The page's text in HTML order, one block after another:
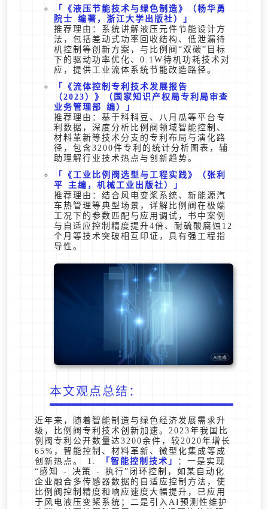
《液压节能技术与绿色制造》（杨华勇
院士 编著，浙江大学出版社）
推荐理由：系统讲解液压元件节能设计方
法，包括差动式功率回收结构、低泄漏待
机控制等创新方案，与比例阀“双碳”目标
下的驱动功率优化、0.1W待机功耗技术对
应，提供工业流体系统节能改造路径。
《流体控制专利技术发展报告
（2023）》（国家知识产权局专利局审查
业务管理部 编）
推荐理由：基于科科豆、八月瓜等平台专
利数据，深度分析比例阀领域智能控制、
材料革新等技术分支的专利布局与演化路
径，包含3200件专利的统计分析图表，辅
助理解行业技术热点与创新趋势。
《工业比例阀选型与工程实践》（张利
平 主编，机械工业出版社）
推荐理由：结合风电变桨系统、新能源汽
车热管理等典型场景，详解比例阀在极端
工况下的参数匹配与应用调试，书中案例
与自适应控制精度提升4倍、耐硫酸腐蚀12
个月等技术突破相互印证，具有强工程指
导性。
本文观点总结：
近年来，随着智能制造与绿色经济发展需求升
级，比例阀专利技术创新加速。2023年我国比
例阀专利公开数量达3200余件，较2020年增长
65%，智能控制、材料革新、微型化集成等成
创新热点。 1.
智能控制技术
：一是实现
“感知 - 决策 - 执行”闭环控制，如某自动化
企业融合多传感器数据的自适应控制方法，使
比例阀控制精度和响应速度大幅提升，已应用
于风电液压变桨系统；二是引入AI预测性维护